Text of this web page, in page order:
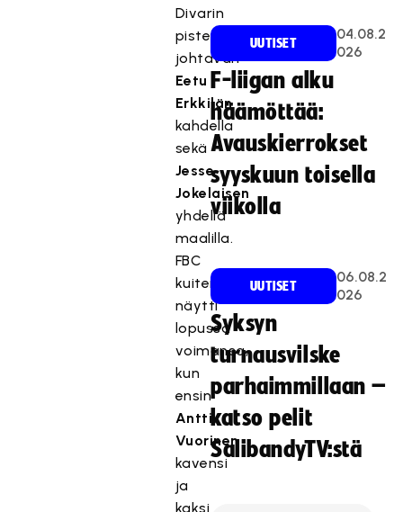
Divarin
pistepörssiä
johtavan
Eetu
Erkkilän
kahdella
sekä
Jesse
Jokelaisen
yhdellä
maalilla.
FBC
kuitenkin
näytti
lopussa
voimansa,
kun
ensin
Antti
Vuorinen
kavensi
ja
kaksi
UUTISET
04.08.2
026
F-liigan alku
häämöttää:
Avauskierrokset
syyskuun toisella
viikolla
UUTISET
06.08.2
026
Syksyn
turnausvilske
parhaimmillaan –
katso pelit
SalibandyTV:stä